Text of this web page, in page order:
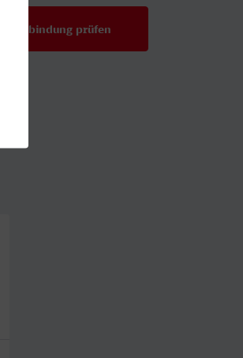
Verbindung prüfen